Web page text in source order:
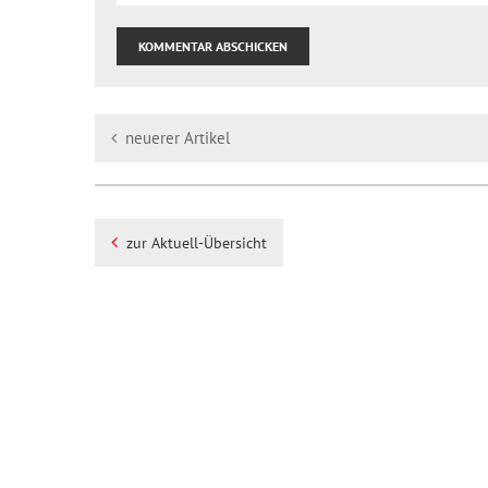
neuerer Artikel
zur Aktuell-Übersicht